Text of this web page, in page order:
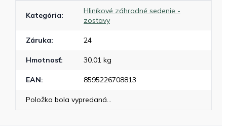
Kategória:
Hliníkové záhradné sedenie -
zostavy
Záruka: 24
Hmotnosť: 30.01 kg
EAN: 8595226708813
Položka bola vypredaná…